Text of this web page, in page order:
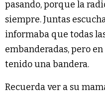
pasando, porque la
siempre. Juntas
informaba que todas
embanderadas, pero
tenido una bandera.
Recuerda ver a su